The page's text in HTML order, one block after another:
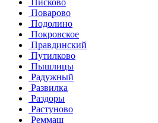
Поварово
Подолино
Покровское
Правдинский
Путилково
Пышлицы
Радужный
Развилка
Раздоры
Растуново
Реммаш